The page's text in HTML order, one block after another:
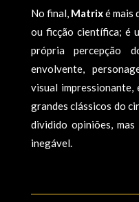
No final, Matrixé mais
ou ficção científica; é
própria percepção
envolvente,
visual
grandes clássicos do
dividido opiniões,
inegável.